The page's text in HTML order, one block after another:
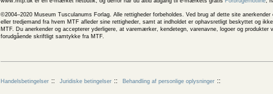
©2004–2020 Museum Tusculanums Forlag. Alle rettigheder forbeholdes. Ved brug af dette site
eller tredjemand fra hvem MTF afleder sine rettigheder, samt at indholdet er ophavsretligt beskyttet og
MTF. Du anerkender og accepterer yderligere, at varemærker, kendetegn, varenavne, logoer og
forudgående skriftligt samtykke fra MTF.
Handelsbetingelser Juridiske betingelser Behandling af personlige oplysninger